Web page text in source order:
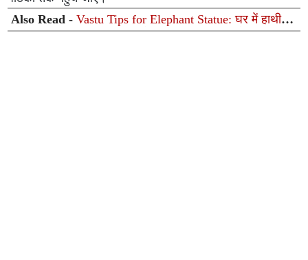
Also Read -Vastu Tips for Elephant Statue: घर में हाथी का
जोड़ा रखना चाहिए या नहीं? जानें सही दिशा, प्रकार और वास्तु